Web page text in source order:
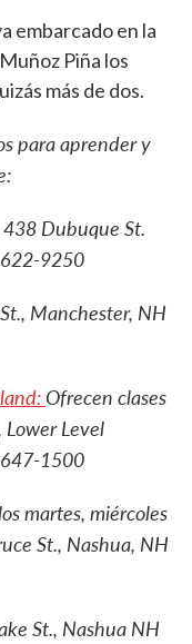
embarcado en la
Piña los
más de dos.
para aprender y
438 Dubuque St.
9250
Manchester, NH
Ofrecen clases
Level
1500
martes, miércoles
St., Nashua, NH
St., Nashua NH